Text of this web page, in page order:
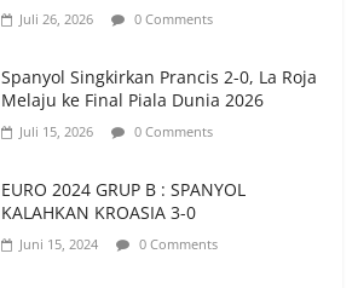
Juli 26, 2026 0 Comments
Spanyol Singkirkan Prancis 2-0, La Roja
Melaju ke Final Piala Dunia 2026
Juli 15, 2026 0 Comments
EURO 2024 GRUP B : SPANYOL
KALAHKAN KROASIA 3-0
Juni 15, 2024 0 Comments